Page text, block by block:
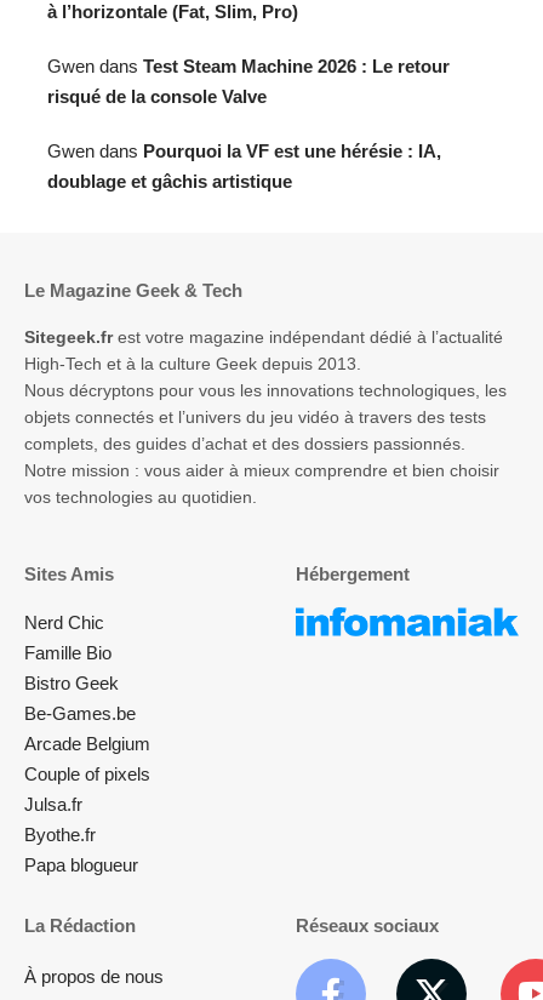
à l’horizontale (Fat, Slim, Pro)
Gwen dans Test Steam Machine 2026 : Le retour
risqué de la console Valve
Gwen dans Pourquoi la VF est une hérésie : IA,
doublage et gâchis artistique
Le Magazine Geek & Tech
Sitegeek.frest votre magazine indépendant dédié à l’actualité
High-Tech et à la culture Geek depuis 2013.
Nous décryptons pour vous les innovations technologiques, les
objets connectés et l’univers du jeu vidéo à travers des tests
complets, des guides d’achat et des dossiers passionnés.
Notre mission : vous aider à mieux comprendre et bien choisir
vos technologies au quotidien.
Sites Amis
Nerd Chic
Famille Bio
Bistro Geek
Be-Games.be
Arcade Belgium
Couple of pixels
Julsa.fr
Byothe.fr
Papa blogueur
Hébergement
La Rédaction
À propos de nous
Réseaux sociaux